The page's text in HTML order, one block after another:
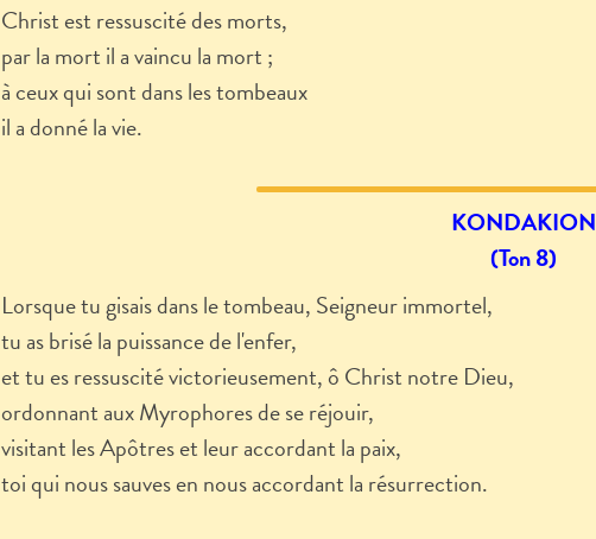
Christ est ressuscité des morts,
par la mort il a vaincu la mort ;
à ceux qui sont dans les tombeaux
il a donné la vie.
KONDAKION
(Ton 8)
Lorsque tu gisais dans le tombeau, Seigneur immortel,
tu as brisé la puissance de l'enfer,
et tu es ressuscité victorieusement, ô Christ notre Dieu,
ordonnant aux Myrophores de se réjouir,
visitant les Apôtres et leur accordant la paix,
toi qui nous sauves en nous accordant la résurrection.